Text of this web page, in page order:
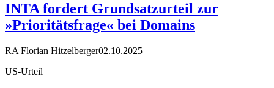
INTA fordert Grundsatzurteil zur
»Prioritätsfrage« bei Domains
RA Florian Hitzelberger02.10.2025
US-Urteil